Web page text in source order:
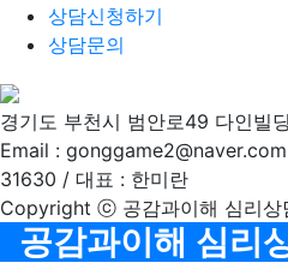
상담신청하기
상담문의
경기도 부천시 범안로49 다인빌
Email :
31630 / 대표 : 한미란
Copyright ⓒ 공감과이해 심리
공감과이해 심리